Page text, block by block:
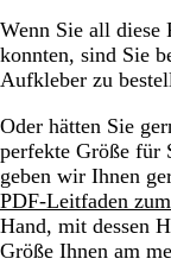
Wenn Sie all diese
konnten, sind Sie
Aufkleber zu
Oder hätten Sie
perfekte Größe für
geben wir Ihnen
PDF-Leitfaden
Hand, mit dessen
Größe Ihnen am